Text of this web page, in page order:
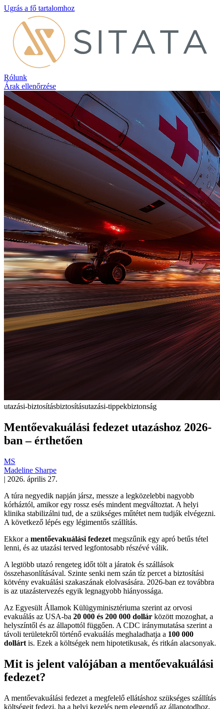
Ugrás a fő tartalomhoz
Rólunk
Árak ellenőrzése
utazási-biztosításbiztosításutazási-tippekbiztonság
Mentőevakuálási fedezet utazáshoz 2026-
ban – érthetően
MS
Madeline Sharpe
| 2026. április 27.
A túra negyedik napján jársz, messze a legközelebbi nagyobb
kórháztól, amikor egy rossz esés mindent megváltoztat. A helyi
klinika stabilizálni tud, de a szükséges műtétet nem tudják elvégezni.
A következő lépés egy légimentős szállítás.
Ekkor a mentőevakuálási fedezet megszűnik egy apró betűs tétel
lenni, és az utazási terved legfontosabb részévé válik.
A legtöbb utazó rengeteg időt tölt a járatok és szállások
összehasonlításával. Szinte senki nem szán tíz percet a biztosítási
kötvény evakuálási szakaszának elolvasására. 2026-ban ez továbbra
is az utazástervezés egyik legnagyobb hiányossága.
Az Egyesült Államok Külügyminisztériuma szerint az orvosi
evakuálás az USA-ba 20 000 és 200 000 dollár között mozoghat, a
helyszíntől és az állapottól függően. A CDC iránymutatása szerint a
távoli területekről történő evakuálás meghaladhatja a 100 000
dollárt is. Ezek a költségek nem hipotetikusak, és ritkán alacsonyak.
Mit is jelent valójában a mentőevakuálási
fedezet?
A mentőevakuálási fedezet a megfelelő ellátáshoz szükséges szállítás
költségeit fedezi, ha a helyi kezelés nem elegendő az állapotodhoz.